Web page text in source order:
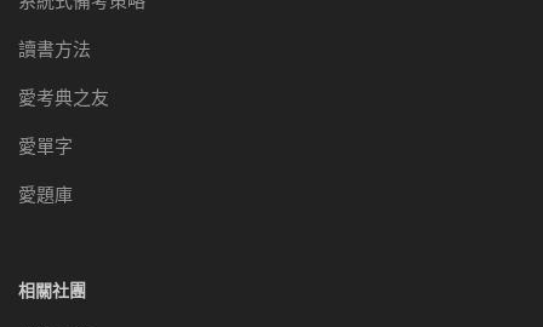
讀書方法
愛考典之友
愛單字
愛題庫
相關社團